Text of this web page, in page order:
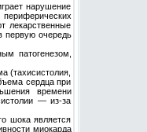
нарушение
периферических
лекарственные
первую очередь
патогенезом,
(тахисистолия,
сердца при
времени
— из-за
шока является
миокарда